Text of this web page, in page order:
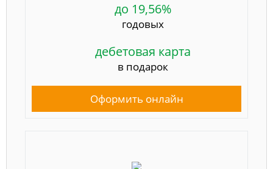
до 19,56%
годовых
дебетовая карта
в подарок
Оформить онлайн